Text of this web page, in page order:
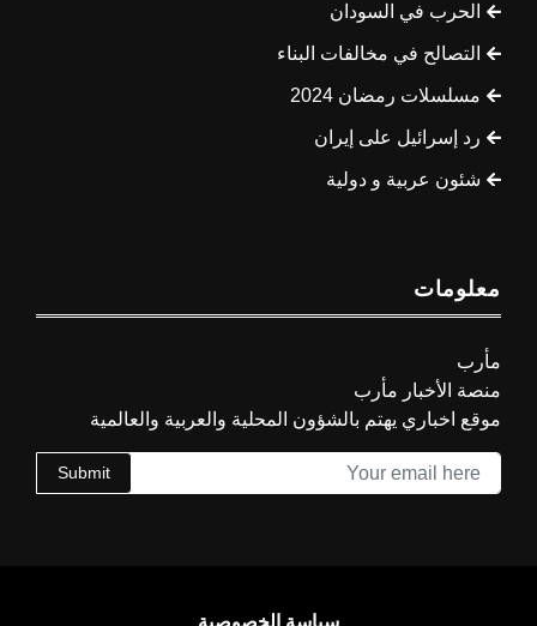
الحرب في السودان
التصالح في مخالفات البناء
مسلسلات رمضان 2024
رد إسرائيل على إيران
شئون عربية و دولية
معلومات
مأرب
منصة الأخبار مأرب
موقع اخباري يهتم بالشؤون المحلية والعربية والعالمية
Submit